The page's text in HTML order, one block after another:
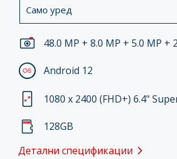
Само уред
48.0 MP + 8.0 MP + 5.0 MP +
Android 12
1080 x 2400 (FHD+) 6.4"
128GB
Детални спецификации